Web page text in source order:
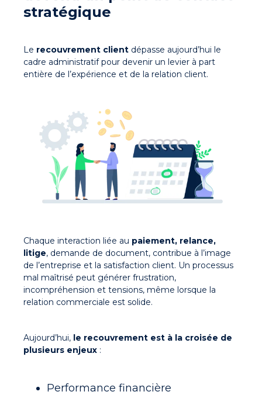
stratégique
Le recouvrement client dépasse aujourd’hui le
cadre administratif pour devenir un levier à part
entière de l’expérience et de la relation client.
Chaque interaction liée au paiement, relance,
litige, demande de document, contribue à l’image
de l’entreprise et la satisfaction client. Un processus
mal maîtrisé peut générer frustration,
incompréhension et tensions, même lorsque la
relation commerciale est solide.
Aujourd’hui, le recouvrement est à la croisée de
plusieurs enjeux :
Performance financière